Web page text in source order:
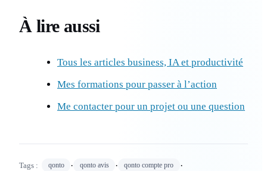
À lire aussi
Tous les articles business, IA et productivité
Mes formations pour passer à l’action
Me contacter pour un projet ou une question
Tags : qonto · qonto avis · qonto compte pro ·